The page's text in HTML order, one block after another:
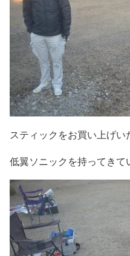
スティックをお買い上げい
低翼ソニックを持ってきて